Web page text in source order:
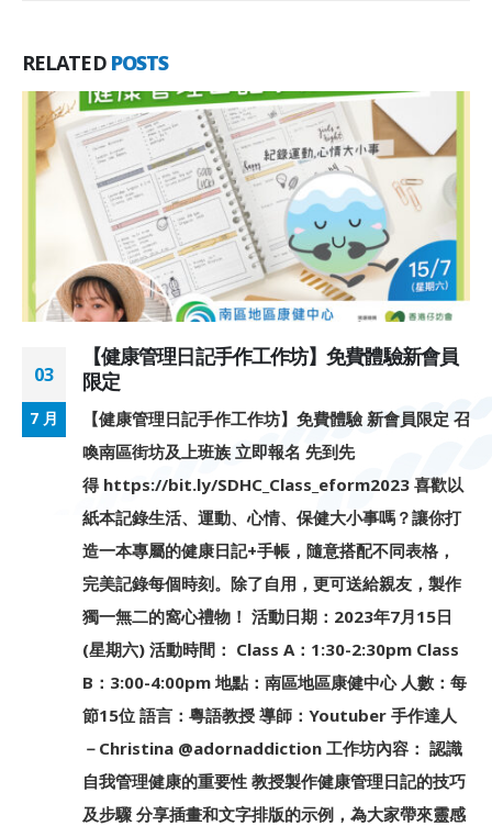
RELATED POSTS
03
7 月
【健康管理日記手作工作坊】免費體驗新會員
限定
【健康管理日記手作工作坊】免費體驗 新會員限定 召
喚南區街坊及上班族 立即報名 先到先
得 https://bit.ly/SDHC_Class_eform2023 喜歡以
紙本記錄生活、運動、心情、保健大小事嗎？讓你打
造一本專屬的健康日記+手帳，隨意搭配不同表格，
完美記錄每個時刻。除了自用，更可送給親友，製作
獨一無二的窩心禮物！ 活動日期：2023年7月15日
(星期六) 活動時間： Class A：1:30-2:30pm Class
B：3:00-4:00pm 地點：南區地區康健中心 人數：每
節15位 語言：粵語教授 導師：Youtuber 手作達人
－Christina @adornaddiction 工作坊內容： 認識
自我管理健康的重要性 教授製作健康管理日記的技巧
及步驟 分享插畫和文字排版的示例，為大家帶來靈感